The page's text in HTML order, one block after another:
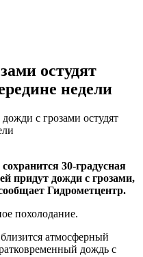
остудят
недели
с грозами остудят
30-градусная
придут дожди с грозами,
Гидрометцентр.
похолодание.
атмосферный
дождь с